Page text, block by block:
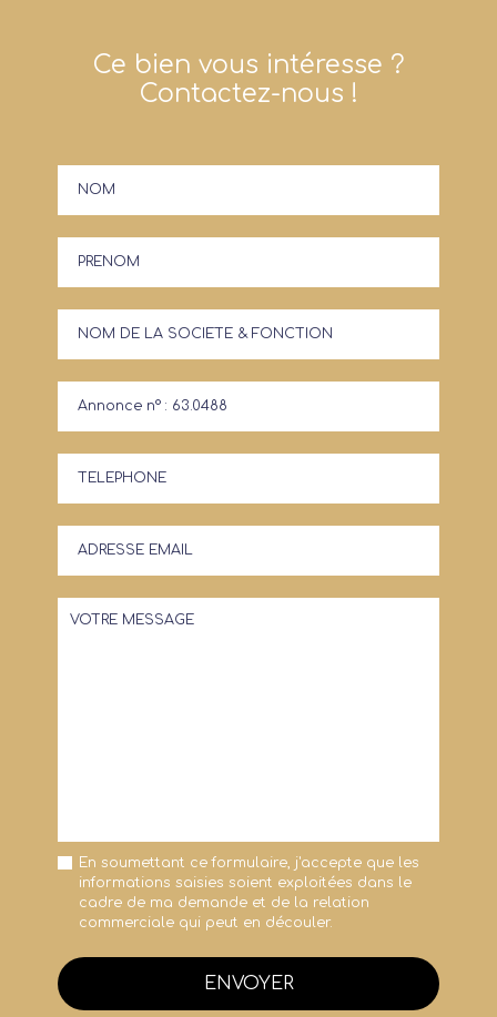
Ce bien vous intéresse ?
Contactez-nous !
En soumettant ce formulaire, j'accepte que les
informations saisies soient exploitées dans le
cadre de ma demande et de la relation
commerciale qui peut en découler.
ENVOYER